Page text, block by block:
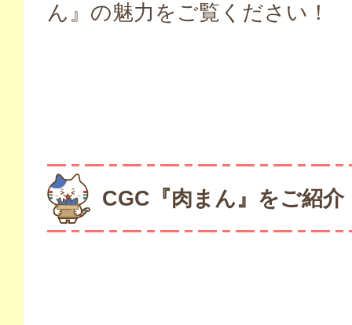
ん』の魅力をご覧ください！
CGC『肉まん』をご紹介